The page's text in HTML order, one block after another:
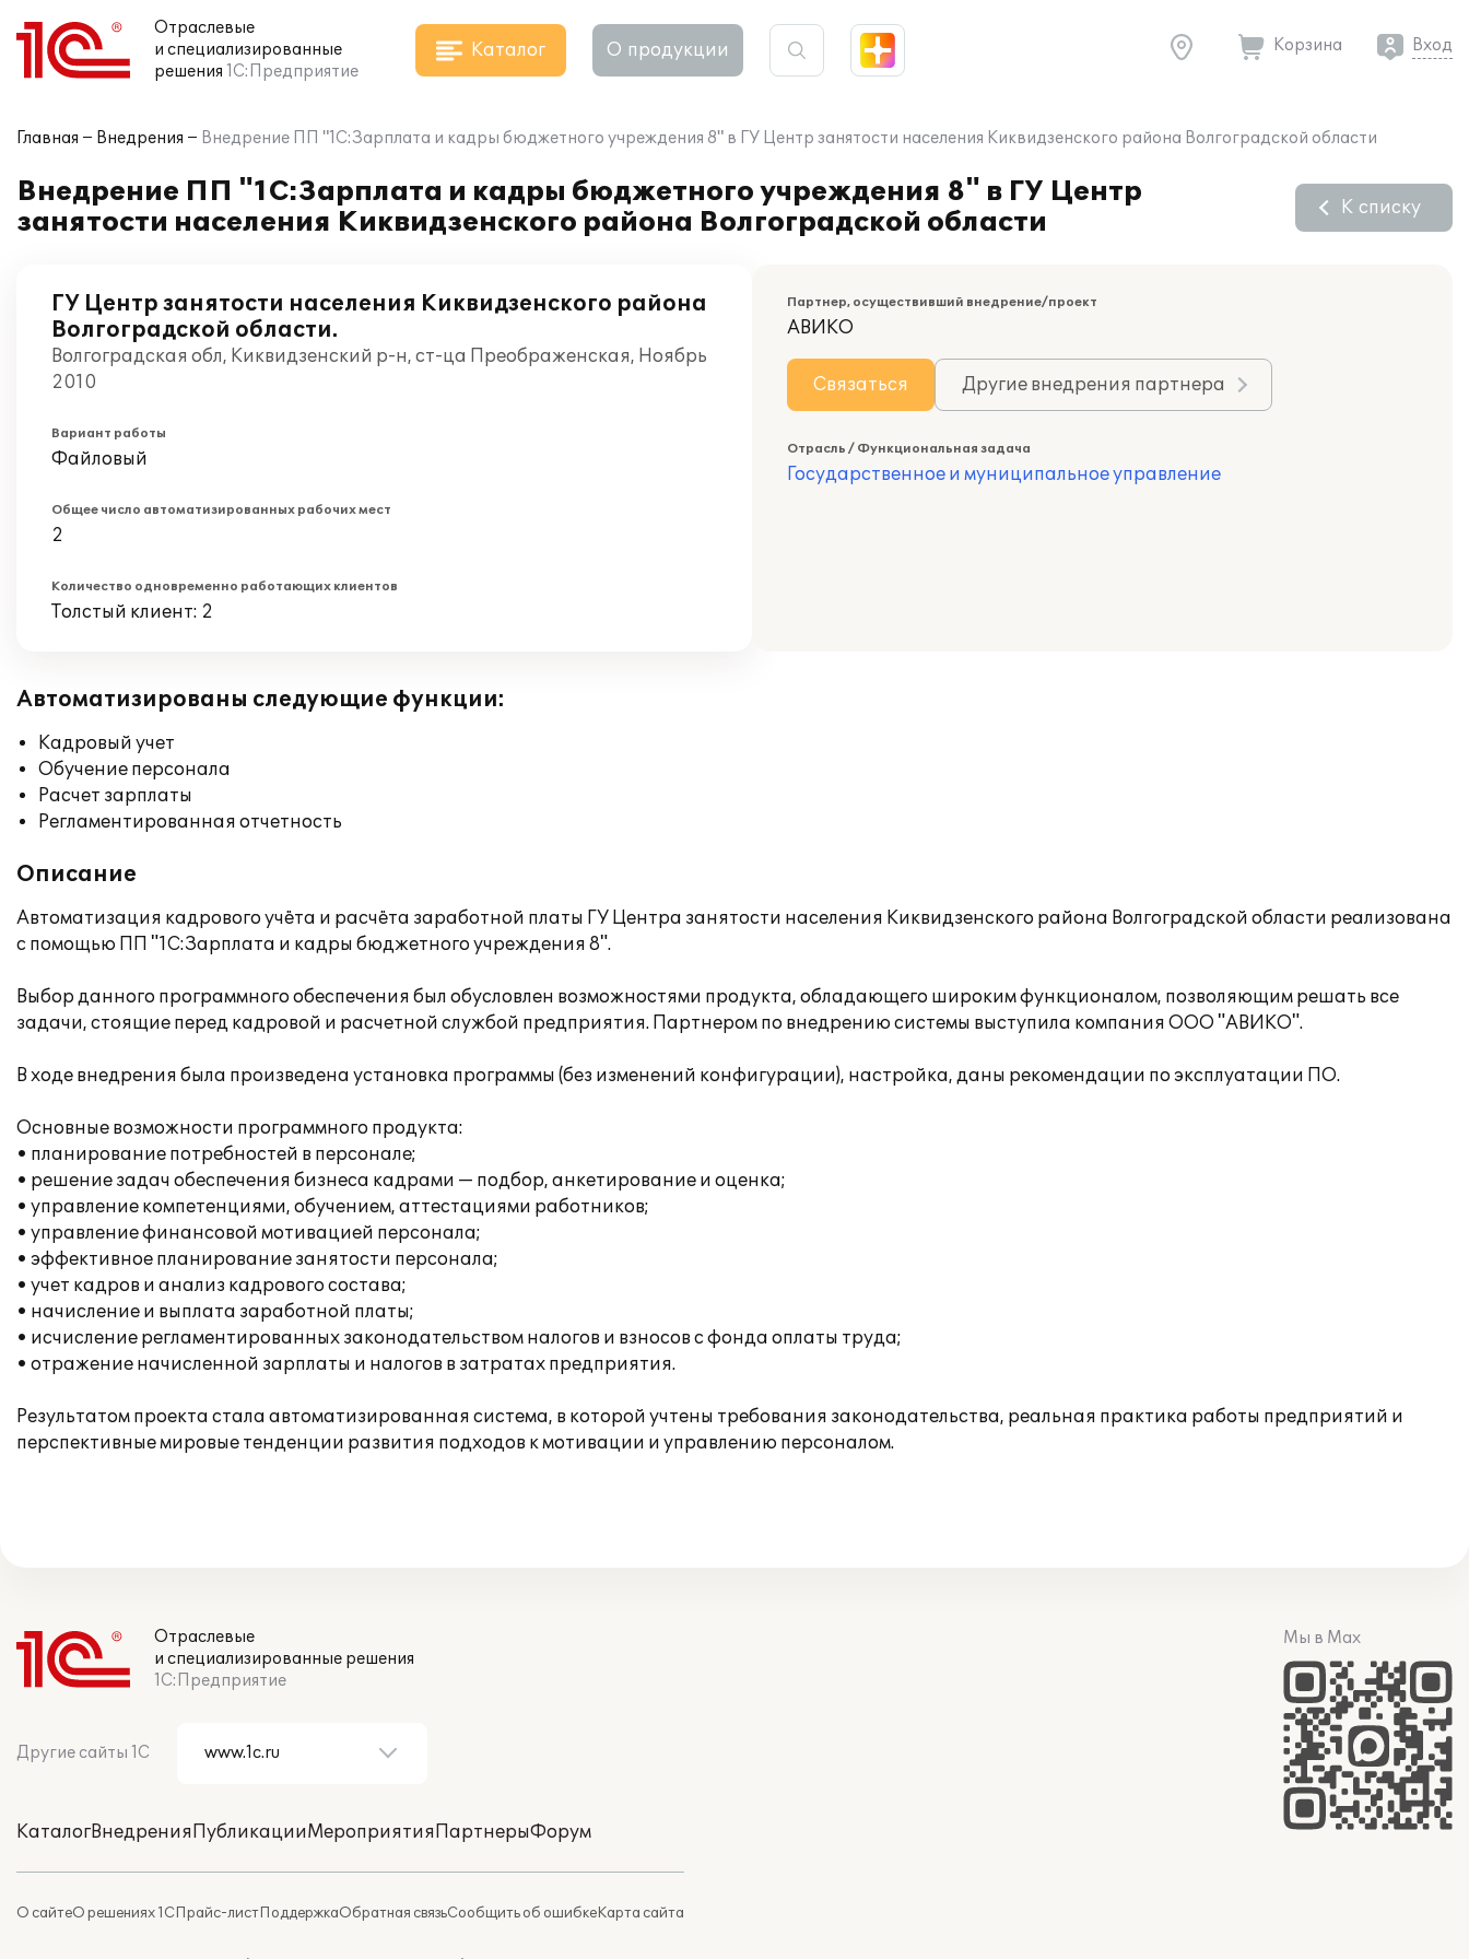
Отраслевые
и специализированные
решения 1С:Предприятие
Каталог О продукции Корзина Вход
Главная Внедрения Внедрение ПП "1С:Зарплата и кадры бюджетного учреждения 8" в ГУ Центр занятости населения Киквидзенского района Волгоградской области
Внедрение ПП "1С:Зарплата и кадры бюджетного учреждения 8" в ГУ Центр
занятости населения Киквидзенского района Волгоградской области
К списку
ГУ Центр занятости населения Киквидзенского района
Волгоградской области.
Волгоградская обл, Киквидзенский р-н, ст-ца Преображенская, Ноябрь
2010
Вариант работы
Файловый
Общее число автоматизированных рабочих мест
2
Количество одновременно работающих клиентов
Толстый клиент: 2
Партнер, осуществивший внедрение/проект
АВИКО
Связаться Другие внедрения партнера
Отрасль / Функциональная задача
Государственное и муниципальное управление
Автоматизированы следующие функции:
Кадровый учет
Обучение персонала
Расчет зарплаты
Регламентированная отчетность
Описание
Автоматизация кадрового учёта и расчёта заработной платы ГУ Центра занятости населения Киквидзенского района Волгоградской области реализована
с помощью ПП "1С:Зарплата и кадры бюджетного учреждения 8".
Выбор данного программного обеспечения был обусловлен возможностями продукта, обладающего широким функционалом, позволяющим решать все
задачи, стоящие перед кадровой и расчетной службой предприятия. Партнером по внедрению системы выступила компания ООО "АВИКО".
В ходе внедрения была произведена установка программы (без изменений конфигурации), настройка, даны рекомендации по эксплуатации ПО.
Основные возможности программного продукта:
• планирование потребностей в персонале;
• решение задач обеспечения бизнеса кадрами — подбор, анкетирование и оценка;
• управление компетенциями, обучением, аттестациями работников;
• управление финансовой мотивацией персонала;
• эффективное планирование занятости персонала;
• учет кадров и анализ кадрового состава;
• начисление и выплата заработной платы;
• исчисление регламентированных законодательством налогов и взносов с фонда оплаты труда;
• отражение начисленной зарплаты и налогов в затратах предприятия.
Результатом проекта стала автоматизированная система, в которой учтены требования законодательства, реальная практика работы предприятий и
перспективные мировые тенденции развития подходов к мотивации и управлению персоналом.
Отраслевые
и специализированные решения
1С:Предприятие
Другие сайты 1С
КаталогВнедренияПубликацииМероприятияПартнерыФорум
О сайтеО решениях 1СПрайс-листПоддержкаОбратная связьСообщить об ошибкеКарта сайта
Мы в Max